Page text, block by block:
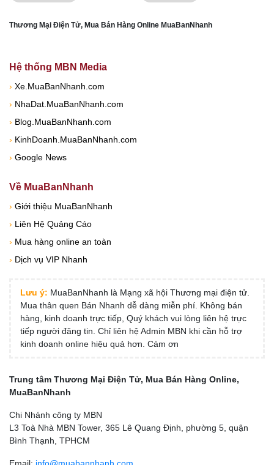
Thương Mại Điện Tử, Mua Bán Hàng Online MuaBanNhanh
Hệ thống MBN Media
› Xe.MuaBanNhanh.com
› NhaDat.MuaBanNhanh.com
› Blog.MuaBanNhanh.com
› KinhDoanh.MuaBanNhanh.com
› Google News
Về MuaBanNhanh
› Giới thiệu MuaBanNhanh
› Liên Hệ Quảng Cáo
› Mua hàng online an toàn
› Dịch vụ VIP Nhanh
Lưu ý: MuaBanNhanh là Mạng xã hội Thương mại điện tử.
Mua thân quen Bán Nhanh dễ dàng miễn phí. Không bán
hàng, kinh doanh trực tiếp, Quý khách vui lòng liên hệ trực
tiếp người đăng tin. Chỉ liên hệ Admin MBN khi cần hỗ trợ
kinh doanh online hiệu quả hơn. Cám ơn
Trung tâm Thương Mại Điện Tử, Mua Bán Hàng Online,
MuaBanNhanh
Chi Nhánh công ty MBN
L3 Toà Nhà MBN Tower, 365 Lê Quang Định, phường 5, quận
Bình Thạnh, TPHCM
Email: info@muabannhanh.com